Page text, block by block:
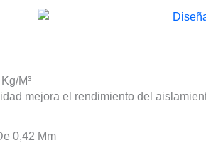
m³
mejora el rendimiento del
0,42 Mm